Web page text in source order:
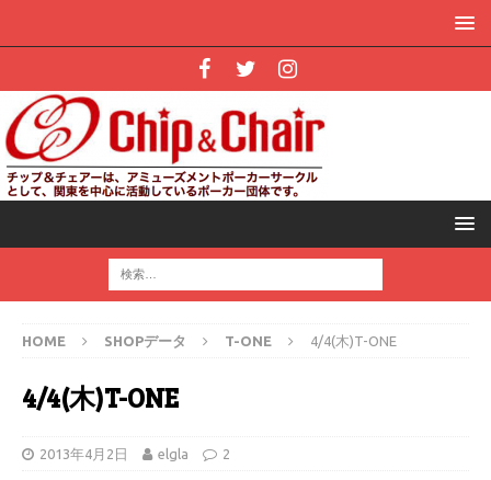
HOME SHOPデータ T-ONE 4/4(木)T-ONE
4/4(木)T-ONE
2013年4月2日 elgla 2